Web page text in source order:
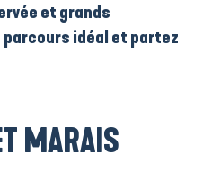
et grands
idéal et partez
MARAIS